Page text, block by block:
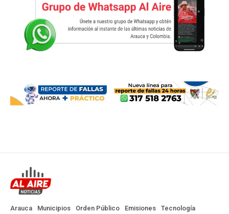
Arauca Municipios Orden Público Emisiones Tecnología